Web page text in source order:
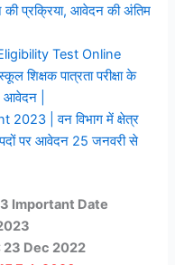
प्रक्रिया, आवेदन की अंतिम
Test Online
शिक्षक पात्रता परीक्षा के
|
| वन विभाग में क्षेत्र
पर आवेदन 25 जनवरी से
Important Date
Dec 2022